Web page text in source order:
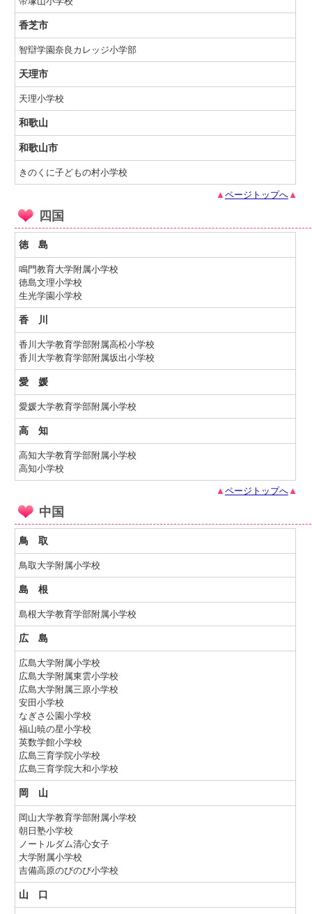
香芝市
智辯学園奈良カレッジ小学部
天理市
天理小学校
和歌山
和歌山市
きのくに子どもの村小学校
▲ ページトップへ▲
四国
徳 島
鳴門教育大学附属小学校
徳島文理小学校
生光学園小学校
香 川
香川大学教育学部附属高松小学校
香川大学教育学部附属坂出小学校
愛 媛
愛媛大学教育学部附属小学校
高 知
高知大学教育学部附属小学校
高知小学校
▲ ページトップへ▲
中国
鳥 取
鳥取大学附属小学校
島 根
島根大学教育学部附属小学校
広 島
広島大学附属小学校
広島大学附属東雲小学校
広島大学附属三原小学校
安田小学校
なぎさ公園小学校
福山暁の星小学校
英数学館小学校
広島三育学院小学校
広島三育学院大和小学校
岡 山
岡山大学教育学部附属小学校
朝日塾小学校
ノートルダム清心女子
大学附属小学校
吉備高原のびのび小学校
山 口